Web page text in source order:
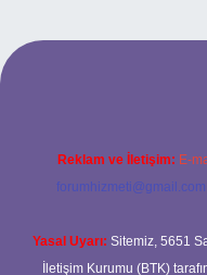
giriş
Reklam ve İletişim: E-
forumhizmeti@gmail.com
Yasal Uyarı: Sitemiz, 5651
İletişim Kurumu (BTK)